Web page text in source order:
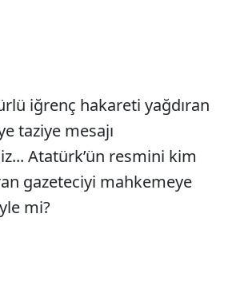
iğrenç hakareti yağdıran
taziye mesajı
Atatürk’ün resmini kim
gazeteciyi mahkemeye
mi?